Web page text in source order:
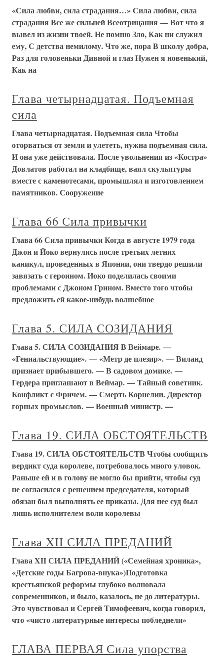
«Сила любви, сила страдания…» Сила любви, сила
страдания Все же сильней Всеотрицания — Вот что я
вывел из жизни твоей. Не помню Зло, Как ни служил
ему, С детства немилому. Что же, пора В школу добра,
Раз для головеньки Дивной и глаз Нужен я новенький,
Как на
Глава четырнадцатая. Подъемная
сила
Глава четырнадцатая. Подъемная сила Чтобы
оторваться от земли и улететь, нужна подъемная сила.
И она уже действовала. После увольнения из «Костра»
Довлатов работал на кладбище, ваял скульптуры
вместе с каменотесами, промышлял и изготовлением
памятников. Сооружение
Глава 66 Сила привычки
Глава 66 Сила привычки Когда в августе 1979 года
Джон и Йоко вернулись после третьих летних
каникул, проведенных в Японии, они твердо решили
завязать с героином. Иоко поделилась своими
проблемами с Джоном Грином. Вместо того чтобы
предложить ей какое-нибудь волшебное
Глава 5. СИЛА СОЗИДАНИЯ
Глава 5. СИЛА СОЗИДАНИЯ В Веймаре. —
«Гениальствующие». — «Метр де плезир». — Виланд
признает прибывшего. — В садовом домике. —
Гердера приглашают в Веймар. — Тайный советник.
Конфликт с Фричем. — Смерть Корнелии. Директор
горных промыслов. — Военный министр. —
Глава 19. СИЛА ОБСТОЯТЕЛЬСТВ
Глава 19. СИЛА ОБСТОЯТЕЛЬСТВ Чтобы сообщить
вердикт суда королеве, потребовалось много уловок.
Раньше ей и в голову не могло бы прийти, чтобы суд
не согласился с решением председателя, который
обязан был выполнять ее приказы. Для нее суд был
лишь исполнителем воли королевы
Глава XII СИЛА ПРЕДАНИЙ
Глава XII СИЛА ПРЕДАНИЙ («Семейная хроника»,
«Детские годы Багрова-внука»)Подготовка
крестьянской реформы глубоко волновала
современников, и было, казалось, не до литературы.
Это чувствовал и Сергей Тимофеевич, когда говорил,
что «чисто литературные интересы побледнели»
ГЛАВА ПЕРВАЯ Сила упорства